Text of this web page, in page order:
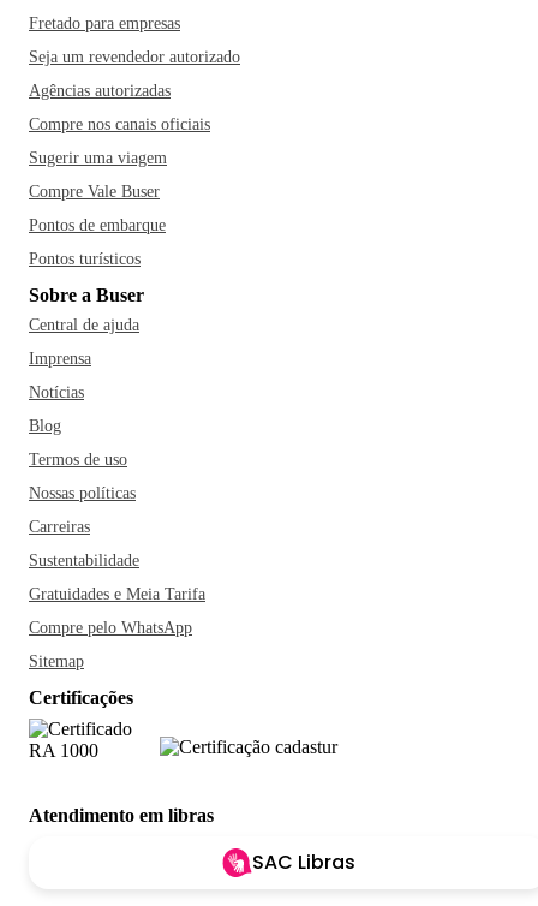
Fretado para empresas
Seja um revendedor autorizado
Agências autorizadas
Compre nos canais oficiais
Sugerir uma viagem
Compre Vale Buser
Pontos de embarque
Pontos turísticos
Sobre a Buser
Central de ajuda
Imprensa
Notícias
Blog
Termos de uso
Nossas políticas
Carreiras
Sustentabilidade
Gratuidades e Meia Tarifa
Compre pelo WhatsApp
Sitemap
Certificações
Atendimento em libras
SAC Libras